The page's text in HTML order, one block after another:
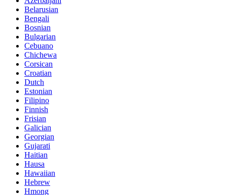
Belarusian
Bengali
Bosnian
Bulgarian
Cebuano
Chichewa
Corsican
Croatian
Dutch
Estonian
Filipino
Finnish
Frisian
Galician
Georgian
Gujarati
Haitian
Hausa
Hawaiian
Hebrew
Hmong